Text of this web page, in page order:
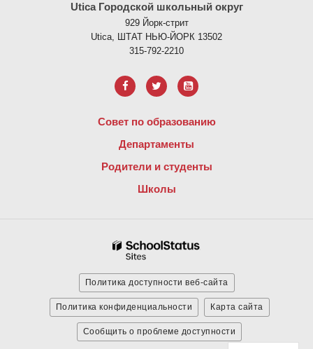
Utica Городской школьный округ
929 Йорк-стрит
Utica, ШТАТ НЬЮ-ЙОРК 13502
315-792-2210
Совет по образованию
Департаменты
Родители и студенты
Школы
Политика доступности веб-сайта
Политика конфиденциальности Карта сайта
Сообщить о проблеме доступности